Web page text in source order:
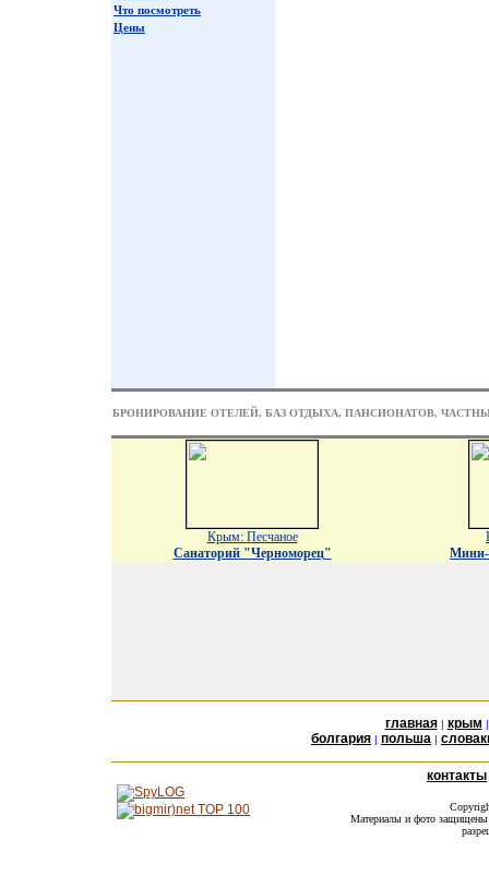
Что посмотреть
Цены
БРОНИРОВАНИЕ ОТЕЛЕЙ, БАЗ ОТДЫХА, ПАНСИОНАТОВ,
Крым: Песчаное
Санаторий "Черноморец"
Мини-
главная| крым
болгария | польша |
контакты
Материалы и фото защищены